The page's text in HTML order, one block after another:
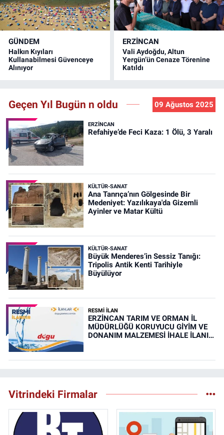
GÜNDEM
Halkın Kıyıları
Kullanabilmesi Güvenceye
Alınıyor
ERZINCAN
Vali Aydoğdu, Altun
Yergün’ün Cenaze Törenine
Katıldı
Geçen Yıl Bugün n oldu 09 Ağustos 2025
ERZINCAN
Refahiye’de Feci Kaza: 1 Ölü, 3 Yaralı
KÜLTÜR-SANAT
Ana Tanrıça’nın Gölgesinde Bir
Medeniyet: Yazılıkaya'da Gizemli
Ayinler ve Matar Kültü
KÜLTÜR-SANAT
Büyük Menderes’in Sessiz Tanığı:
Tripolis Antik Kenti Tarihiyle
Büyülüyor
RESMİ İLAN
ERZİNCAN TARIM VE ORMAN İL
MÜDÜRLÜĞÜ KORUYUCU GİYİM VE
DONANIM MALZEMESİ İHALE İLANI
Vitrindeki Firmalar